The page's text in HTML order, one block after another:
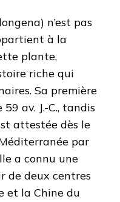
n’est pas
à la
plante,
riche qui
Sa première
av. J.-C., tandis
attestée dès le
par
a connu une
de deux centres
et la Chine du